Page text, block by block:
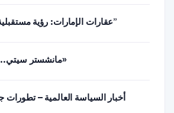
“عقارات الإمارات: رؤية مستقبلية تحت راية الاتحاد”
مانشستر سيتي.. «الصفقة الخامسة»
أخبار السياسة العالمية – تطورات